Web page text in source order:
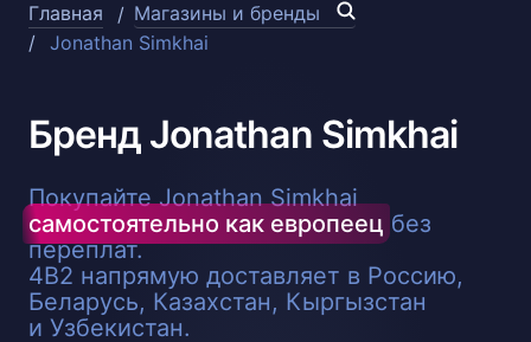
Главная
Магазины и бренды
Jonathan Simkhai
Бренд Jonathan Simkhai
Покупайте Jonathan Simkhai
самостоятельно как европеец без
переплат.
4B2 напрямую доставляет в Россию,
Беларусь, Казахстан, Кыргызстан
и Узбекистан.